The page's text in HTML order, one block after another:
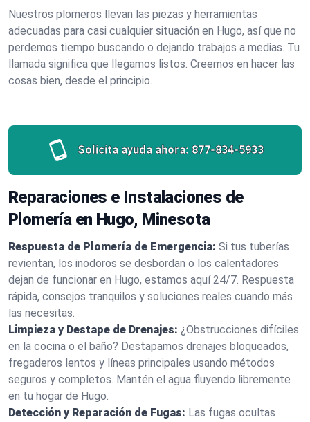
Nuestros plomeros llevan las piezas y herramientas
adecuadas para casi cualquier situación en Hugo, así que no
perdemos tiempo buscando o dejando trabajos a medias. Tu
llamada significa que llegamos listos. Creemos en hacer las
cosas bien, desde el principio.
Solicita ayuda ahora: 877-834-5933
Reparaciones e Instalaciones de
Plomería en Hugo, Minesota
Respuesta de Plomería de Emergencia: Si tus tuberías
revientan, los inodoros se desbordan o los calentadores
dejan de funcionar en Hugo, estamos aquí 24/7. Respuesta
rápida, consejos tranquilos y soluciones reales cuando más
las necesitas.
Limpieza y Destape de Drenajes: ¿Obstrucciones difíciles
en la cocina o el baño? Destapamos drenajes bloqueados,
fregaderos lentos y líneas principales usando métodos
seguros y completos. Mantén el agua fluyendo libremente
en tu hogar de Hugo.
Detección y Reparación de Fugas: Las fugas ocultas